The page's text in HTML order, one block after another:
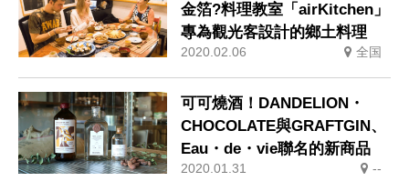
金箔?料理教室「airKitchen」
專為觀光客設計的鄉土料理
2020.02.06 全国
可可燒酒！DANDELION・
CHOCOLATE與GRAFTGIN、
Eau・de・vie聯名的新商品
2020.01.31 --